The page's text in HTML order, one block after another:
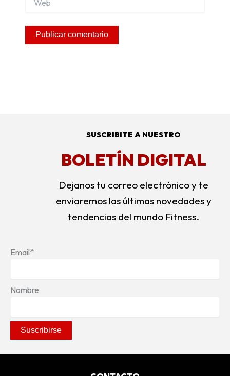
SUSCRIBITE A NUESTRO
BOLETÍN DIGITAL
Dejanos tu correo electrónico y te
enviaremos las últimas novedades y
tendencias del mundo Fitness.
Email*
Nombre